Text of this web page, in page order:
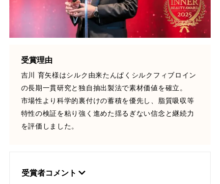
受賞理由
吉川 育矢様はシルク由来たんぱくシルクフィブロイン
の長期一貫研究と独自抽出製法で素材価値を確立。
市場性より科学的裏付けの蓄積を優先し、脂質吸収等
特性の検証を粘り強く進めた揺るぎない信念と継続力
を評価しました。
受賞者コメント